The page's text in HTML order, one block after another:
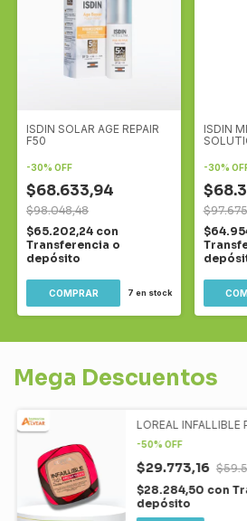
ISDIN SOLAR AGE REPAIR
F50
-30% OFF
$68.633,94
$98.048,48
$65.202,24 con
Transferencia o
depósito
7 en stock
ISDIN
-30%
Mega Descuentos
LOREAL INFALLIBLE
-50% OFF
$29.773,16
$28.284,50 con
depósito